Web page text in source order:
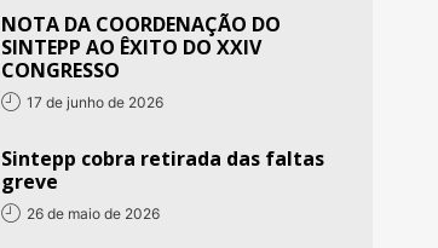
NOTA DA COORDENAÇÃO DO
SINTEPP AO ÊXITO DO XXIV
CONGRESSO
17 de junho de 2026
Sintepp cobra retirada das faltas
greve
26 de maio de 2026